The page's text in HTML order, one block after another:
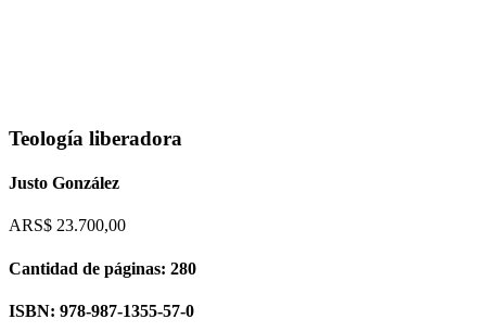
Teología liberadora
Justo González
ARS$ 23.700,00
Cantidad de páginas: 280
ISBN: 978-987-1355-57-0